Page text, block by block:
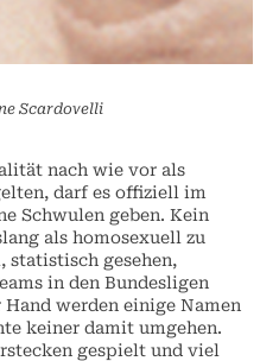
Scardovelli
nach wie vor als
darf es offiziell im
Schwulen geben. Kein
als homosexuell zu
statistisch gesehen,
in den Bundesligen
werden einige Namen
keiner damit umgehen.
gespielt und viel